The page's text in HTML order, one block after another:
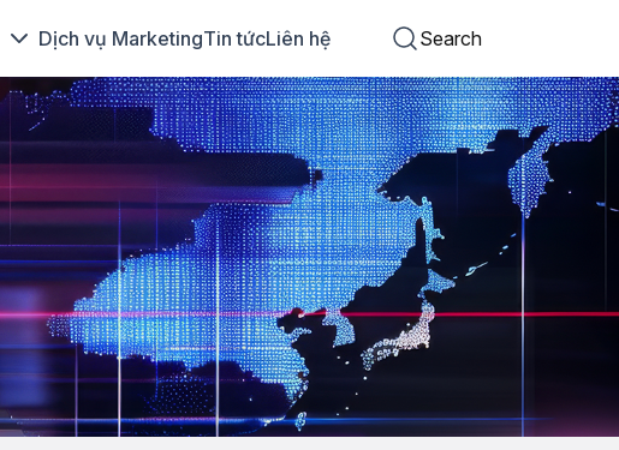
Dịch vụ MarketingTin tứcLiên hệ Search